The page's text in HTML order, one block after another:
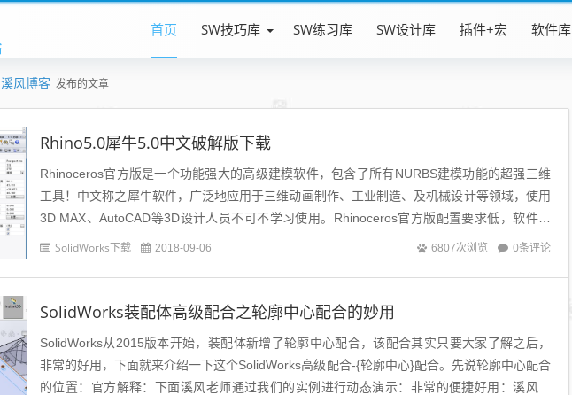
首页 SW技巧库 SW练习库 SW设计库 插件+宏 软件库
溪风博客 发布的文章
Rhino5.0犀牛5.0中文破解版下载
Rhinoceros官方版是一个功能强大的高级建模软件，包含了所有NURBS建模功能的超强三维
工具！中文称之犀牛软件，广泛地应用于三维动画制作、工业制造、及机械设计等领域，使用
3D MAX、AutoCAD等3D设计人员不可不学习使用。Rhinoceros官方版配置要求低，软件小
巧，但包含了所有的NU...
SolidWorks下载 2018-09-06 6807次浏览 0条评论
SolidWorks装配体高级配合之轮廓中心配合的妙用
SolidWorks从2015版本开始，装配体新增了轮廓中心配合，该配合其实只要大家了解之后，
非常的好用，下面就来介绍一下这个SolidWorks高级配合-{轮廓中心}配合。先说轮廓中心配合
的位置：官方解释：下面溪风老师通过我们的实例进行动态演示：非常的便捷好用：溪风提